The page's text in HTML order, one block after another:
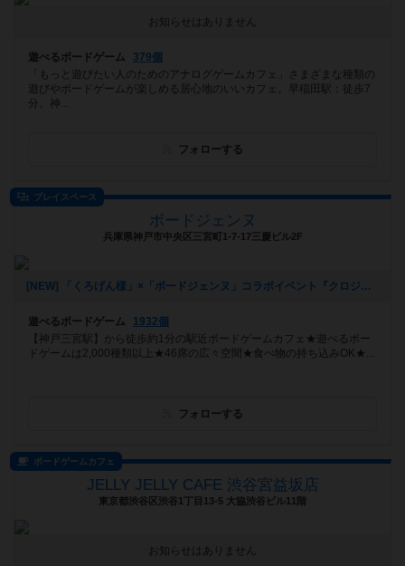
お知らせはありません
遊べるボードゲーム
379個
「もっと遊びたい人のためのアナログゲームカフェ」さまざまな種類の
遊びやボードゲームが楽しめる居心地のいいカフェ。早稲田駅：徒歩7
分。神...
フォローする
プレイスペース
ボードジェンヌ
兵庫県神戸市中央区三宮町1-7-17三慶ビル2F
[NEW] 「くろげん様」×「ボードジェンヌ」コラボイベント『クロジェンヌ会』（2021年02月13日 14時21分）
遊べるボードゲーム
1932個
【神戸三宮駅】から徒歩約1分の駅近ボードゲームカフェ★遊べるボー
ドゲームは2,000種類以上★46席の広々空間★食べ物の持ち込みOK★...
フォローする
ボードゲームカフェ
JELLY JELLY CAFE 渋谷宮益坂店
東京都渋谷区渋谷1丁目13-5 大協渋谷ビル11階
お知らせはありません